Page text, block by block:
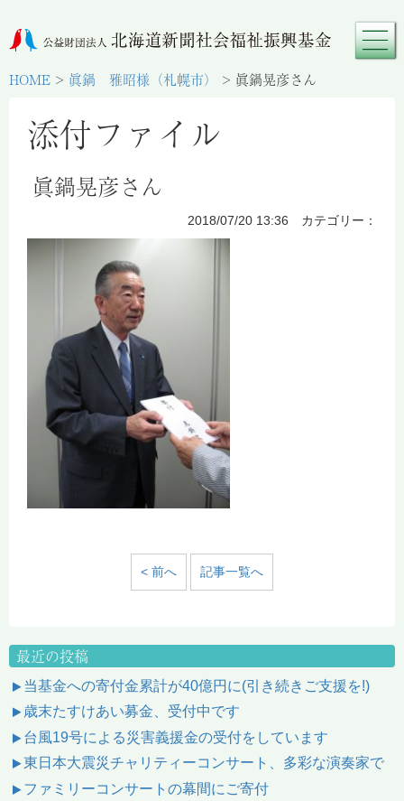
HOME > 眞鍋 雅昭様（札幌市） > 眞鍋晃彦さん
添付ファイル
眞鍋晃彦さん
2018/07/20 13:36 カテゴリー：
< 前へ 記事一覧へ
最近の投稿
当基金への寄付金累計が40億円に(引き続きご支援を!)
歳末たすけあい募金、受付中です
台風19号による災害義援金の受付をしています
東日本大震災チャリティーコンサート、多彩な演奏家で
ファミリーコンサートの幕間にご寄付